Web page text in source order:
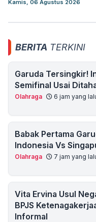
Kamis, 06 Agustus 2026
BERITA TERKINI
Garuda Tersingkir!
Semifinal Usai
Olahraga 6 jam yang
Babak Pertama
Indonesia Vs
Olahraga 7 jam yang
Vita Ervina Usul
BPJS
Informal